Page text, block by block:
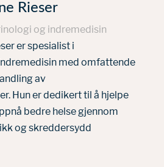
Rieser
og indremedisin
er spesialist i
med omfattende
av
Hun er dedikert til å hjelpe
bedre helse gjennom
og skreddersydd